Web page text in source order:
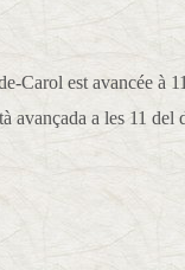
Carol est avancée à
avançada a les 11 del